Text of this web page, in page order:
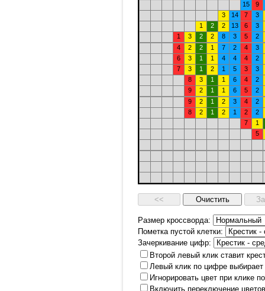
15
9
3
14 7
3
1
2 2 13 6
3
1
3 2 2 8 3 5
2
4
2 2 1 7 2 4
3
6
3 1 1 4 4 4
2
7
3 1 2 1 5 3
3
8
3 1 1 6 4
2
9
2 1 1 6 5
2
9
2 1 2 3 4
2
8
2 1 2 1 2
2
7
1
5
Размер кроссворда:
Пометка пустой клетки:
Зачеркивание цифр:
Второй левый клик ставит
Левый клик по цифре выбирает
Игнорировать цвет при клике
Включить переключение